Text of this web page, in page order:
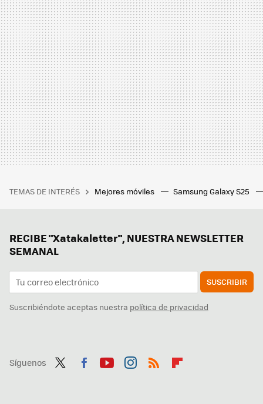
TEMAS DE INTERÉS Mejores móviles Samsung Galaxy S25
RECIBE "Xatakaletter", NUESTRA NEWSLETTER
SEMANAL
SUSCRIBIR
Suscribiéndote aceptas nuestra política de privacidad
Síguenos